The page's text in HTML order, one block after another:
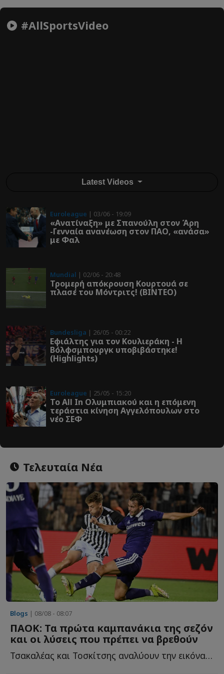
#AllSportsVideo
Latest Videos
Euroleague | 03/06 - 19:09
«Ανατίναξη» με Σπανούλη στον Άρη
-Γενναία ανανέωση στον ΠΑΟ, «ανάσα»
με Φαλ
Mundial | 02/06 - 20:48
Τρομερή απόκρουση Κουρτουά σε
πλασέ του Μόντριτς! (ΒΙΝΤΕΟ)
Bundesliga | 26/05 - 00:22
Εφιάλτης για τον Κουλιεράκη - Η
Βόλφσμπουργκ υποβιβάστηκε!
(Highlights)
Euroleague | 25/05 - 15:20
Το All In Ολυμπιακού και η επόμενη
τεράστια κίνηση Αγγελόπουλων στο
νέο ΣΕΦ
Τελευταία Νέα
Blogs | 08/08 - 08:07
ΠΑΟΚ: Τα πρώτα καμπανάκια της σεζόν
και οι λύσεις που πρέπει να βρεθούν
Τσακαλέας και Τοσκίτσης αναλύουν την εικόνα των "ασπρόμαυρων" α...